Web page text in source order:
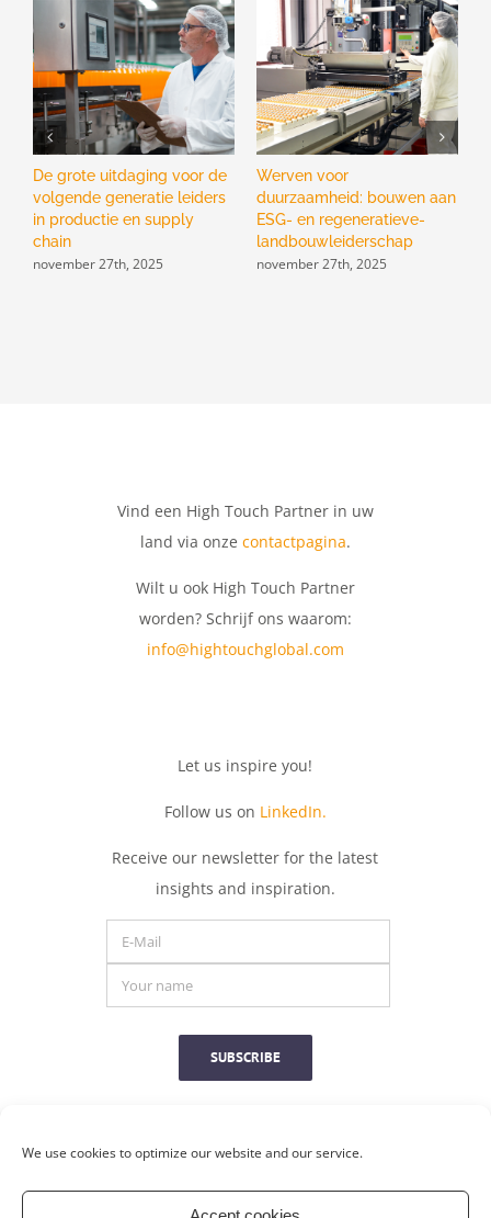
We use cookies to optimize our website and our service.
De grote uitdaging voor de
volgende generatie leiders
in productie en supply
chain
november 27th, 2025
Werven voor
duurzaamheid: bouwen aan
ESG- en regeneratieve-
landbouwleiderschap
november 27th, 2025
Vind een High Touch Partner in uw
land via onze contactpagina.
Wilt u ook High Touch Partner
worden? Schrijf ons waarom:
info@hightouchglobal.com
Let us inspire you!
Follow us on LinkedIn.
Receive our newsletter for the latest
insights and inspiration.
SUBSCRIBE